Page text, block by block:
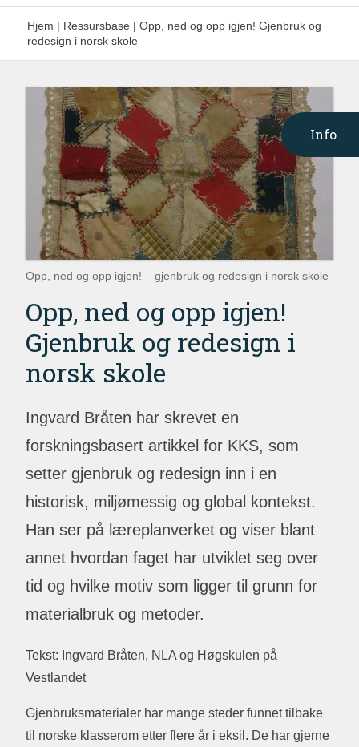
Hjem | Ressursbase | Opp, ned og opp igjen! Gjenbruk og
redesign i norsk skole
Info
Opp, ned og opp igjen! – gjenbruk og redesign i norsk skole
Opp, ned og opp igjen!
Gjenbruk og redesign i
norsk skole
Ingvard Bråten har skrevet en
forskningsbasert artikkel for KKS, som
setter gjenbruk og redesign inn i en
historisk, miljømessig og global kontekst.
Han ser på læreplanverket og viser blant
annet hvordan faget har utviklet seg over
tid og hvilke motiv som ligger til grunn for
materialbruk og metoder.
Tekst: Ingvard Bråten, NLA og Høgskulen på
Vestlandet
Gjenbruksmaterialer har mange steder funnet tilbake
til norske klasserom etter flere år i eksil. De har gjerne